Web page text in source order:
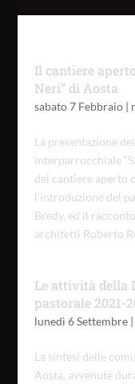
Il cantiere
Neri” di Aosta
sabato 7 Febbraio|
La presentazione
interparrocchiale
del cantiere aperto
l’introduzione del
Bredy, ed il
architetti Roberto
Le attività della
pastorale 2021-
lunedì 6 Settembre|
La sintesi delle
Aosta, avvenute